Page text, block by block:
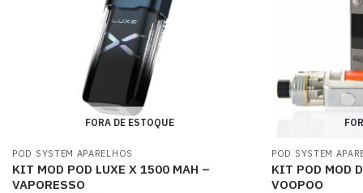
FORA DE ESTOQUE
POD SYSTEM APARELHOS
KIT MOD POD LUXE X 1500 MAH –
VAPORESSO
POD SYSTEM
KIT POD MOD
VOOPOO